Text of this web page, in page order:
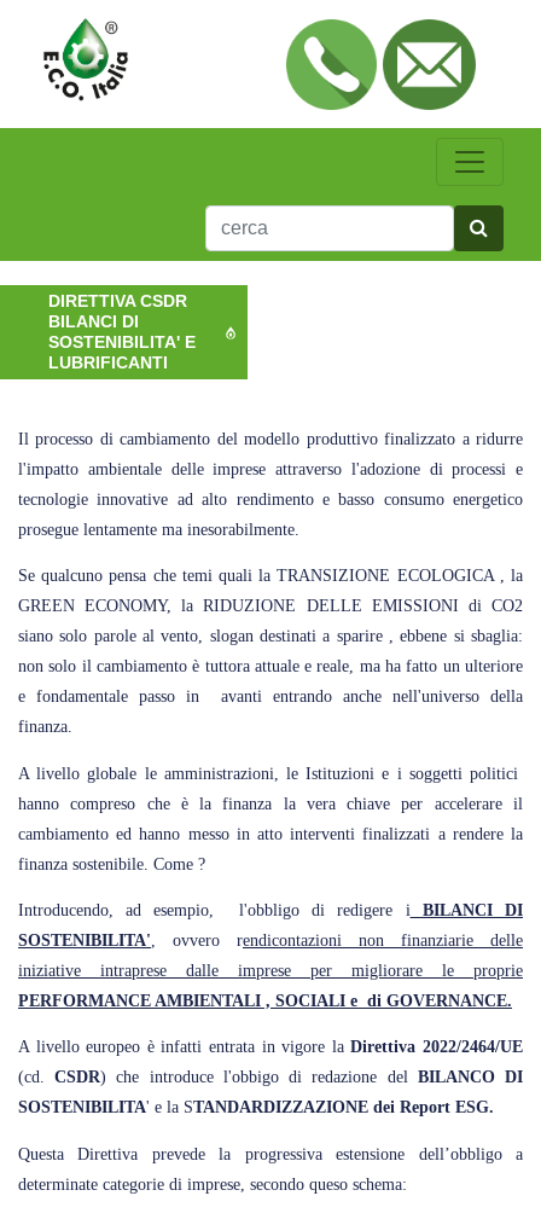
DIRETTIVA CSDR
BILANCI DI
SOSTENIBILITA' E
LUBRIFICANTI
Il processo di cambiamento del modello produttivo finalizzato a ridurre
l'impatto ambientale delle imprese attraverso l'adozione di processi e
tecnologie innovative ad alto rendimento e basso consumo energetico
prosegue lentamente ma inesorabilmente.
Se qualcuno pensa che temi quali la TRANSIZIONE ECOLOGICA , la
GREEN ECONOMY, la RIDUZIONE DELLE EMISSIONI di CO2
siano solo parole al vento, slogan destinati a sparire , ebbene si sbaglia:
non solo il cambiamento è tuttora attuale e reale, ma ha fatto un ulteriore
e fondamentale passo in avanti entrando anche nell'universo della
finanza.
A livello globale le amministrazioni, le Istituzioni e i soggetti politici
hanno compreso che è la finanza la vera chiave per accelerare il
cambiamento ed hanno messo in atto interventi finalizzati a rendere la
finanza sostenibile. Come ?
Introducendo, ad esempio, l'obbligo di redigere i BILANCI DI
SOSTENIBILITA' , ovvero rendicontazioni non finanziarie delle
iniziative intraprese dalle imprese per migliorare le proprie
PERFORMANCE AMBIENTALI , SOCIALI e di GOVERNANCE.
A livello europeo è infatti entrata in vigore laDirettiva 2022/2464/UE
(cd.CSDR) che introduce l'obbigo di redazione delBILANCO DI
SOSTENIBILITA' e la STANDARDIZZAZIONE dei Report ESG.
Questa Direttiva prevede la progressiva estensione dell’obbligo a
determinate categorie di imprese, secondo queso schema: